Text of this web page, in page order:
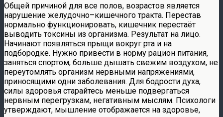
Общей причиной для все полов, возрастов является
нарушение желудочно–кишечного тракта. Перестав
нормально функционировать, кишечник перестаёт
выводить токсины из организма. Результат на лицо.
Начинают появляться прыщи вокруг рта и на
подбородке. Нужно привести в норму рацион питания,
заняться спортом, больше дышать свежим воздухом, не
переутомлять организм нервными напряжениями,
приносящими одни заболевания. Для бодрости духа,
силы здоровья старайтесь меньше подвергаться
нервным перегрузкам, негативным мыслям. Психологи
утверждают, мышление отображается на здоровье,